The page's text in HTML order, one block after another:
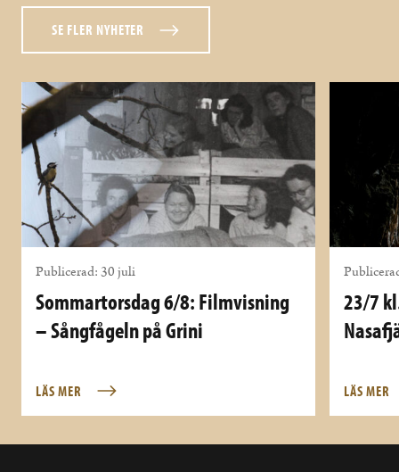
SE FLER NYHETER
Publicerad: 30 juli
Sommartorsdag 6/8: Filmvisning
– Sångfågeln på Grini
LÄS MER
23/7
LÄS MER